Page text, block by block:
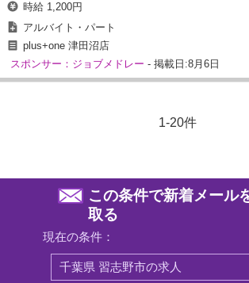
時給 1,200円
アルバイト・パート
plus+one 津田沼店
スポンサー：ジョブメドレー - 掲載日:8月6日
1-20件
この条件で新着メール
取る
現在の条件：
千葉県 習志野市の求人